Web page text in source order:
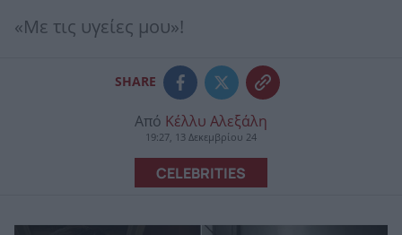
«Με τις υγείες μου»!
SHARE
Από Κέλλυ Αλεξάλη
19:27, 13 Δεκεμβρίου 24
CELEBRITIES